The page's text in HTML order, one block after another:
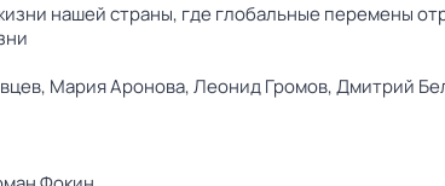
нашей страны, где глобальные перемены
Мария Аронова,Леонид Громов,Дмитрий